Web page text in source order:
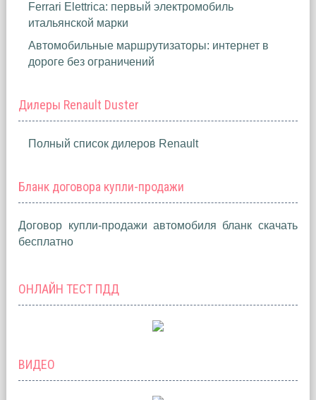
Ferrari Elettrica: первый электромобиль
итальянской марки
Автомобильные маршрутизаторы: интернет в
дороге без ограничений
Дилеры Renault Duster
Полный список дилеров Renault
Бланк договора купли-продажи
Договор купли-продажи автомобиля бланк скачать
бесплатно
ОНЛАЙН ТЕСТ ПДД
ВИДЕО